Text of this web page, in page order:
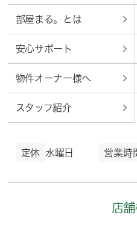
部屋まる。とは
安心サポート
物件オーナー様へ
スタッフ紹介
定休 水曜日 営業時
店